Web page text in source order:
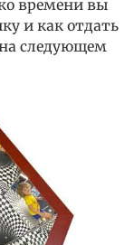
времени вы
и как отдать
следующем